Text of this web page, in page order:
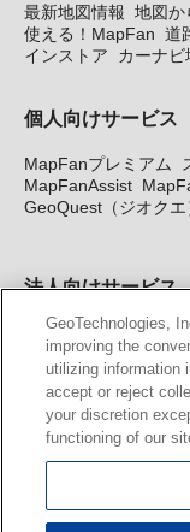
最新地図情報 地図か
使える！MapFan 道
インストア
カーナ
個人向けサービス
MapFanプレミアム
MapFanAssist
GeoQuest（ジオクエ
法人向けサービス
法人向け地図・位置
図API Windows PC
サービス
MAP
カーナビ地図更新
MapFan スマートメ
KENWOOD MapFan
GeoTechnologies,
improving the
utilizing information
accept or reject
your discretion
functioning of our